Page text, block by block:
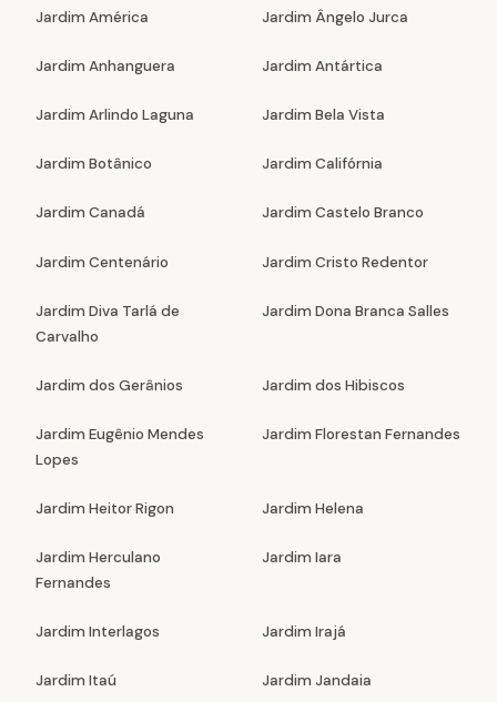
Jardim América Jardim Ângelo Jurca
Jardim Anhanguera Jardim Antártica
Jardim Arlindo Laguna Jardim Bela Vista
Jardim Botânico Jardim Califórnia
Jardim Canadá Jardim Castelo Branco
Jardim Centenário Jardim Cristo Redentor
Jardim Diva Tarlá de
Carvalho
Jardim Dona Branca Salles
Jardim dos Gerânios Jardim dos Hibiscos
Jardim Eugênio Mendes
Lopes
Jardim Florestan Fernandes
Jardim Heitor Rigon Jardim Helena
Jardim Herculano
Fernandes
Jardim Iara
Jardim Interlagos Jardim Irajá
Jardim Itaú Jardim Jandaia